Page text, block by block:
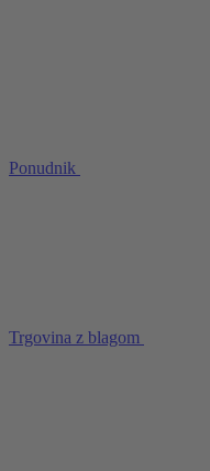
Ponudnik
Trgovina z blagom